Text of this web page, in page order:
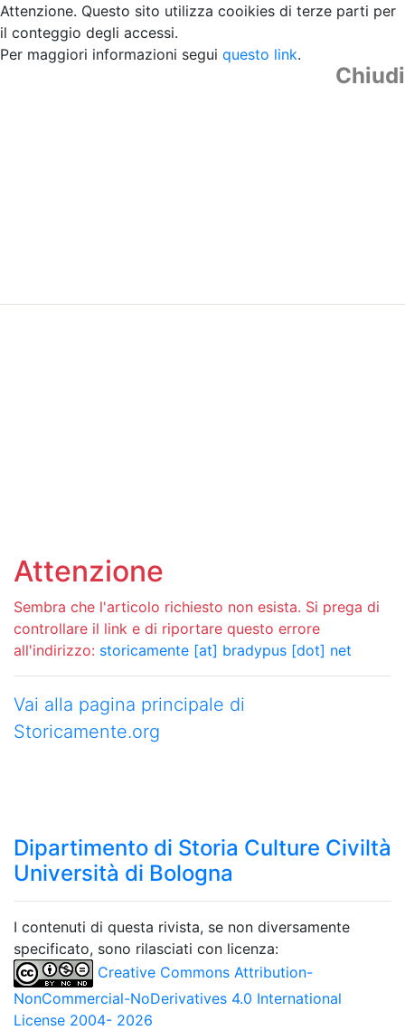
Attenzione. Questo sito utilizza cooikies di terze parti per
il conteggio degli accessi.
Per maggiori informazioni segui questo link.
Chiudi
Attenzione
Sembra che l'articolo richiesto non esista. Si prega di
controllare il link e di riportare questo errore
all'indirizzo: storicamente [at] bradypus [dot] net
Vai alla pagina principale di
Storicamente.org
Dipartimento di Storia Culture Civiltà
Università di Bologna
I contenuti di questa rivista, se non diversamente
specificato, sono rilasciati con licenza:
Creative Commons Attribution-
NonCommercial-NoDerivatives 4.0 International
License 2004- 2026